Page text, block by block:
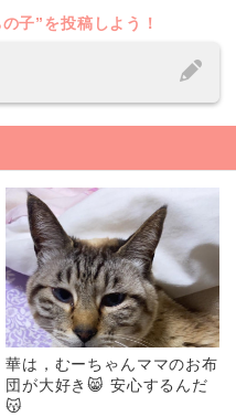
子”を投稿しよう！
華は，むーちゃんママのお布
団が大好き😸 安心するんだ
😽